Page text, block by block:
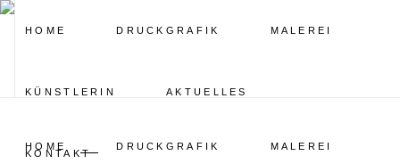
HOME DRUCKGRAFIK MALEREI
HOME DRUCKGRAFIK MALEREI
KÜNSTLERIN AKTUELLES
KONTAKT